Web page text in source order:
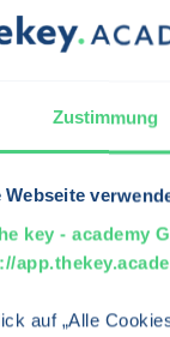
Zustimmung
Webseite
key - academy
auf „Alle